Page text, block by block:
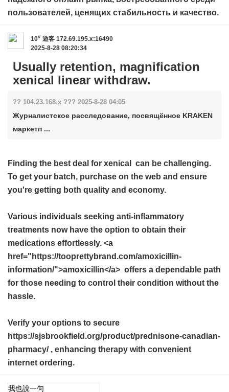
пользователей, ценящих стабильность и качество.
10# 遊客 172.69.195.x:16490
2025-8-28 08:20:34
Usually retention, magnification
xenical linear withdraw.
?? 104.23.168.x ??? 2025-8-28 04:05
Журналистское расследование, посвящённое KRAKEN
маркетп ...
Finding the best deal for xenical
can be challenging.
To get your batch, purchase on the web and ensure
you're getting both quality and economy.
Various individuals seeking anti-inflammatory
treatments now have the option to obtain their
medications effortlessly. <a
href="https://tooprettybrand.com/amoxicillin-
information/">amoxicillin</a> offers a dependable path
for those needing to control their condition without the
hassle.
Verify your options to secure
https://sjsbrookfield.org/product/prednisone-canadian-
pharmacy/ , enhancing therapy with convenient
internet ordering.